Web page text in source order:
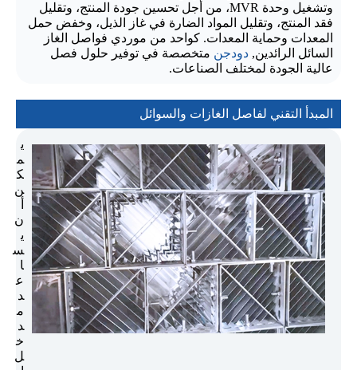
وتشغيل وحدة MVR، من أجل تحسين جودة المنتج، وتقليل
فقد المنتج، وتقليل المواد الضارة في غاز الذيل، وخفض حمل
المعدات وحماية المعدات. كواحد من موردي فواصل الغاز
السائل الرائدين, دودجن متخصصة في توفير حلول فصل
عالية الجودة لمختلف الصناعات.
المبدأ التقني لفاصل الغازات والسوائل
ي
م
ك
ن
ن
ي
س
ا
ع
د
م
د
خ
ل